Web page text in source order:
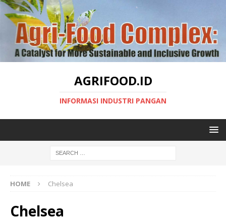
AGRIFOOD.ID
INFORMASI INDUSTRI PANGAN
HOME Chelsea
Chelsea